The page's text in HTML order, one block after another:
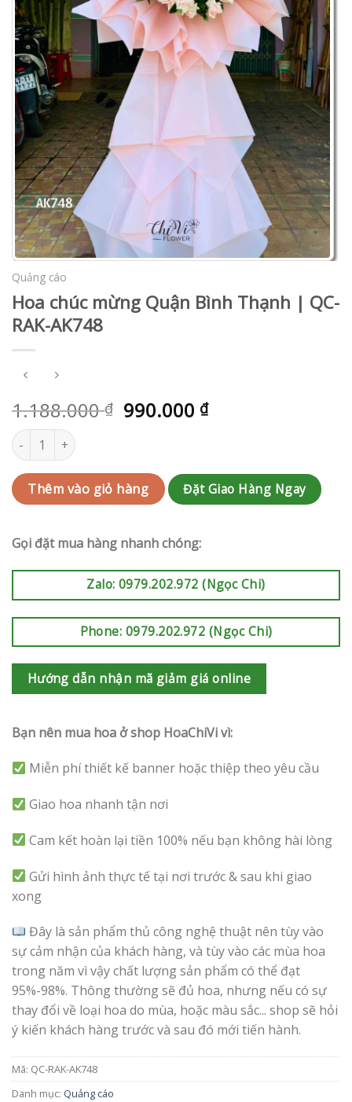
Quảng cáo
Hoa chúc mừng Quận Bình Thạnh | QC-
RAK-AK748
1.188.000₫ 990.000 ₫
Hoa chúc mừng Quận Bình Thạnh | QC-RAK-AK748 số lượng
Thêm vào giỏ hàng Đặt Giao Hàng Ngay
Gọi đặt mua hàng nhanh chóng:
Zalo: 0979.202.972 (Ngọc Chi)
Phone: 0979.202.972 (Ngọc Chi)
Hướng dẫn nhận mã giảm giá online
Bạn nên mua hoa ở shop HoaChiVi vì:
Miễn phí thiết kế banner hoặc thiệp theo yêu cầu
Giao hoa nhanh tận nơi
Cam kết hoàn lại tiền 100% nếu bạn không hài lòng
Gửi hình ảnh thực tế tại nơi trước & sau khi giao
xong
Đây là sản phẩm thủ công nghệ thuật nên tùy vào
sự cảm nhận của khách hàng, và tùy vào các mùa hoa
trong năm vì vậy chất lượng sản phẩm có thể đạt
95%-98%. Thông thường sẽ đủ hoa, nhưng nếu có sự
thay đổi về loại hoa do mùa, hoặc màu sắc... shop sẽ hỏi
ý kiến khách hàng trước và sau đó mới tiến hành.
Mã: QC-RAK-AK748
Danh mục: Quảng cáo